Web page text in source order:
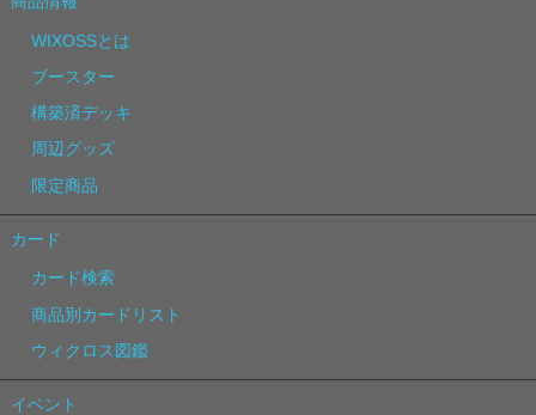
WIXOSSとは
ブースター
構築済デッキ
周辺グッズ
限定商品
カード
カード検索
商品別カードリスト
ウィクロス図鑑
イベント